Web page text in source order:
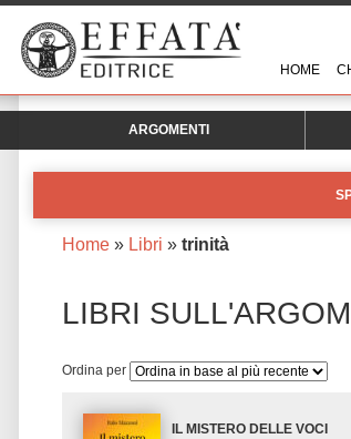
HOME
ARGOMENTI
Home » Libri » trinità
LIBRI
Ordina per
IL MISTERO DELLE VOCI